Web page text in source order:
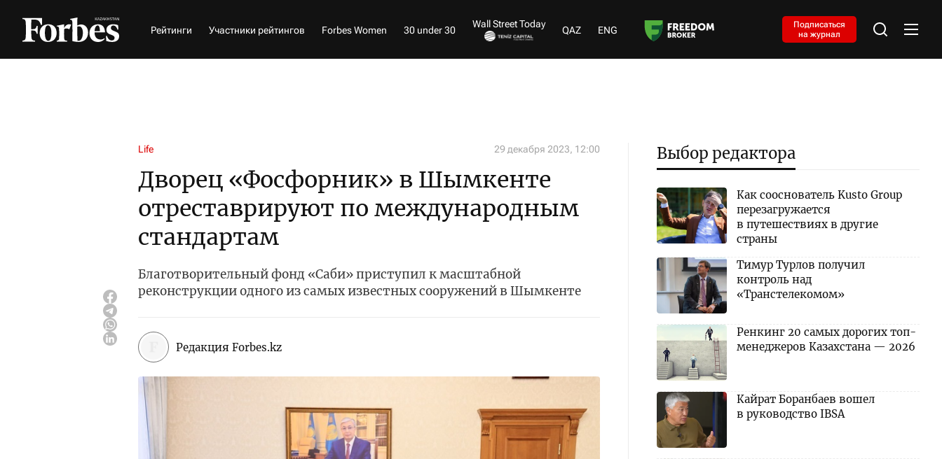
Рейтинги Участники рейтингов Forbes Women 30 under 30
Wall Street Today
QAZ ENG
Подписаться
на журнал
Life 29 декабря 2023, 12:00
Дворец «Фосфорник» в Шымкенте
отреставрируют по международным
стандартам
Благотворительный фонд «Саби» приступил к масштабной
реконструкции одного из самых известных сооружений в Шымкенте
Редакция Forbes.kz
Выбор редактора
Как сооснователь Kusto Group
перезагружается
в путешествиях в другие
страны
Тимур Турлов получил
контроль над
«Транстелекомом»
Ренкинг 20 самых дорогих топ-
менеджеров Казахстана — 2026
Кайрат Боранбаев вошел
в руководство IBSA